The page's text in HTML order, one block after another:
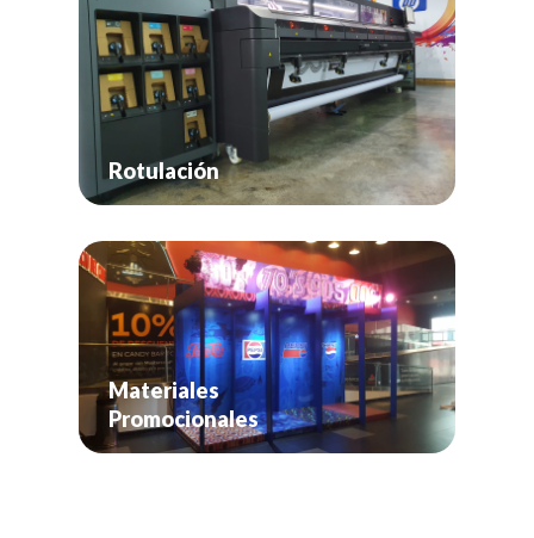
Rotulación
Materiales
Promocionales